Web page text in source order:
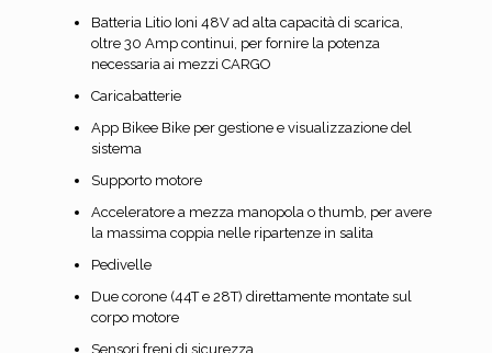
Batteria Litio Ioni 48V ad alta capacità di scarica,
oltre 30 Amp continui, per fornire la potenza
necessaria ai mezzi CARGO
Caricabatterie
App Bikee Bike per gestione e visualizzazione del
sistema
Supporto motore
Acceleratore a mezza manopola o thumb, per avere
la massima coppia nelle ripartenze in salita
Pedivelle
Due corone (44T e 28T) direttamente montate sul
corpo motore
Sensori freni di sicurezza